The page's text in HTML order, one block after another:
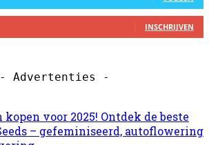
INSCHRIJVEN
- Advertenties -